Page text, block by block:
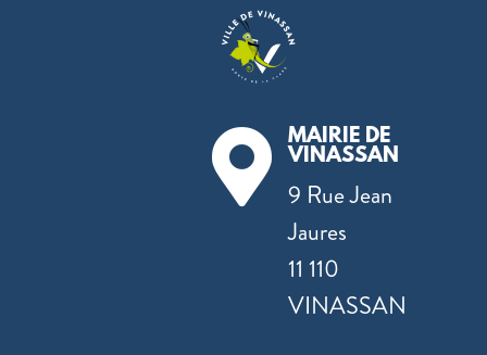

MAIRIE DE
VINASSAN
9 Rue Jean
Jaures
11 110
VINASSAN